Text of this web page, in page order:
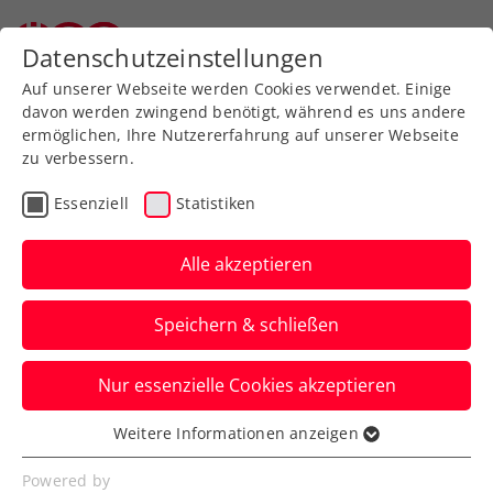
Zurück zur Newsübersicht
Turniere
Erste Bank Open:
Dimitrov zu Gast am
Erste Campus
Der Ex-Weltranglistendritte und Wien-
Stammgast bereitet sich bereits aufs ATP-
Turnier in der Bundeshauptstadt vor.
Verfasst von: Presseaussendung / Redaktion, 20.10.2023
Datenschutzeinstellungen
Auf unserer Webseite werden Cookies verwendet. Einige
davon werden zwingend benötigt, während es uns andere
ermöglichen, Ihre Nutzererfahrung auf unserer Webseite
zu verbessern.
Essenziell Statistiken
Alle akzeptieren
Speichern & schließen
Nur essenzielle Cookies akzeptieren
Essenziell
Essenzielle Cookies werden für grundlegende
Weitere Informationen anzeigen
Powered by